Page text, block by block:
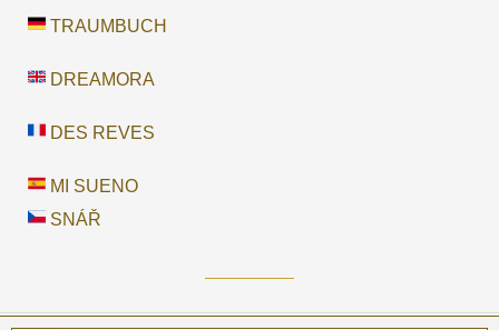
TRAUMBUCH
DREAMORA
DES REVES
MI SUENO
SNÁŘ